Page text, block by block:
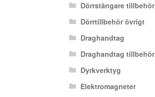
Dörrstängare tillbehör
Dörrtillbehör övrigt
Draghandtag
Draghandtag tillbehör
Dyrkverktyg
Elektromagneter